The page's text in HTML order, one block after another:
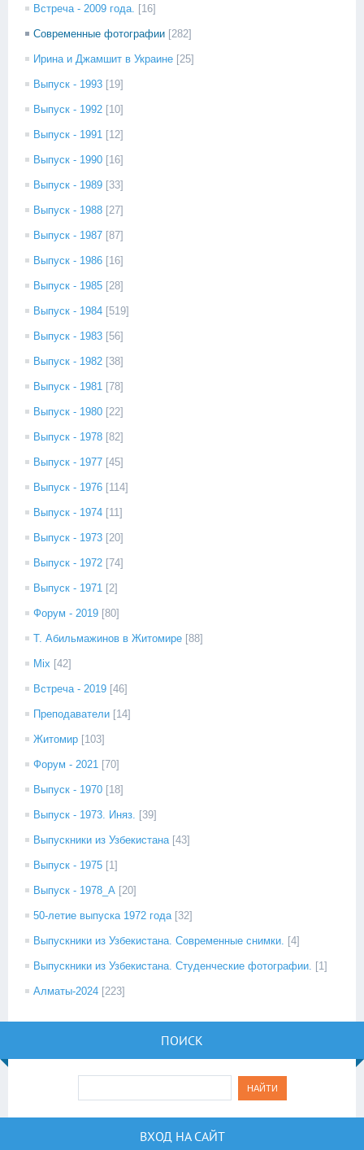
Встреча - 2009 года. [16]
Современные фотографии [282]
Ирина и Джамшит в Украине [25]
Выпуск - 1993 [19]
Выпуск - 1992 [10]
Выпуск - 1991 [12]
Выпуск - 1990 [16]
Выпуск - 1989 [33]
Выпуск - 1988 [27]
Выпуск - 1987 [87]
Выпуск - 1986 [16]
Выпуск - 1985 [28]
Выпуск - 1984 [519]
Выпуск - 1983 [56]
Выпуск - 1982 [38]
Выпуск - 1981 [78]
Выпуск - 1980 [22]
Выпуск - 1978 [82]
Выпуск - 1977 [45]
Выпуск - 1976 [114]
Выпуск - 1974 [11]
Выпуск - 1973 [20]
Выпуск - 1972 [74]
Выпуск - 1971 [2]
Форум - 2019 [80]
Т. Абильмажинов в Житомире [88]
Mix [42]
Встреча - 2019 [46]
Преподаватели [14]
Житомир [103]
Форум - 2021 [70]
Выпуск - 1970 [18]
Выпуск - 1973. Иняз. [39]
Выпускники из Узбекистана [43]
Выпуск - 1975 [1]
Выпуск - 1978_А [20]
50-летие выпуска 1972 года [32]
Выпускники из Узбекистана. Современные снимки. [4]
Выпускники из Узбекистана. Студенческие фотографии. [1]
Алматы-2024 [223]
ПОИСК
ВХОД НА САЙТ